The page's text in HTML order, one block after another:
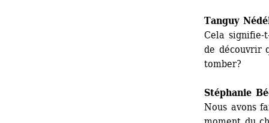
Tanguy
Cela signifie-
de découvrir
tomber?
Stéphanie
Nous avons